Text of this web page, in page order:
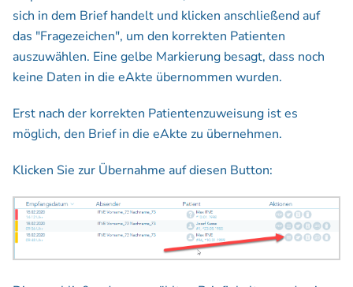
sich in dem Brief handelt und klicken anschließend auf
das "Fragezeichen", um den korrekten Patienten
auszuwählen. Eine gelbe Markierung besagt, dass noch
keine Daten in die eAkte übernommen wurden.
Erst nach der korrekten Patientenzuweisung ist es
möglich, den Brief in die eAkte zu übernehmen.
Klicken Sie zur Übernahme auf diesen Button: